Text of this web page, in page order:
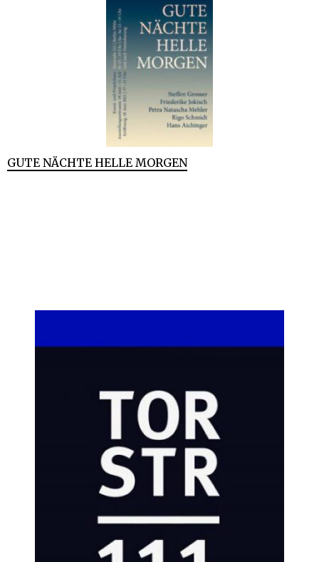
GUTE NÄCHTE HELLE MORGEN